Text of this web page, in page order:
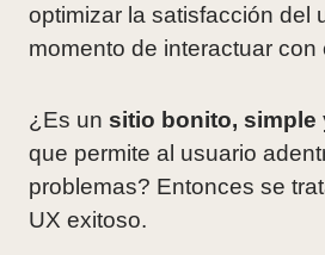
optimizar la satisfacción del
momento de interactuar con
¿Es un sitio bonito, simple
que permite al usuario
problemas? Entonces se
UX exitoso.